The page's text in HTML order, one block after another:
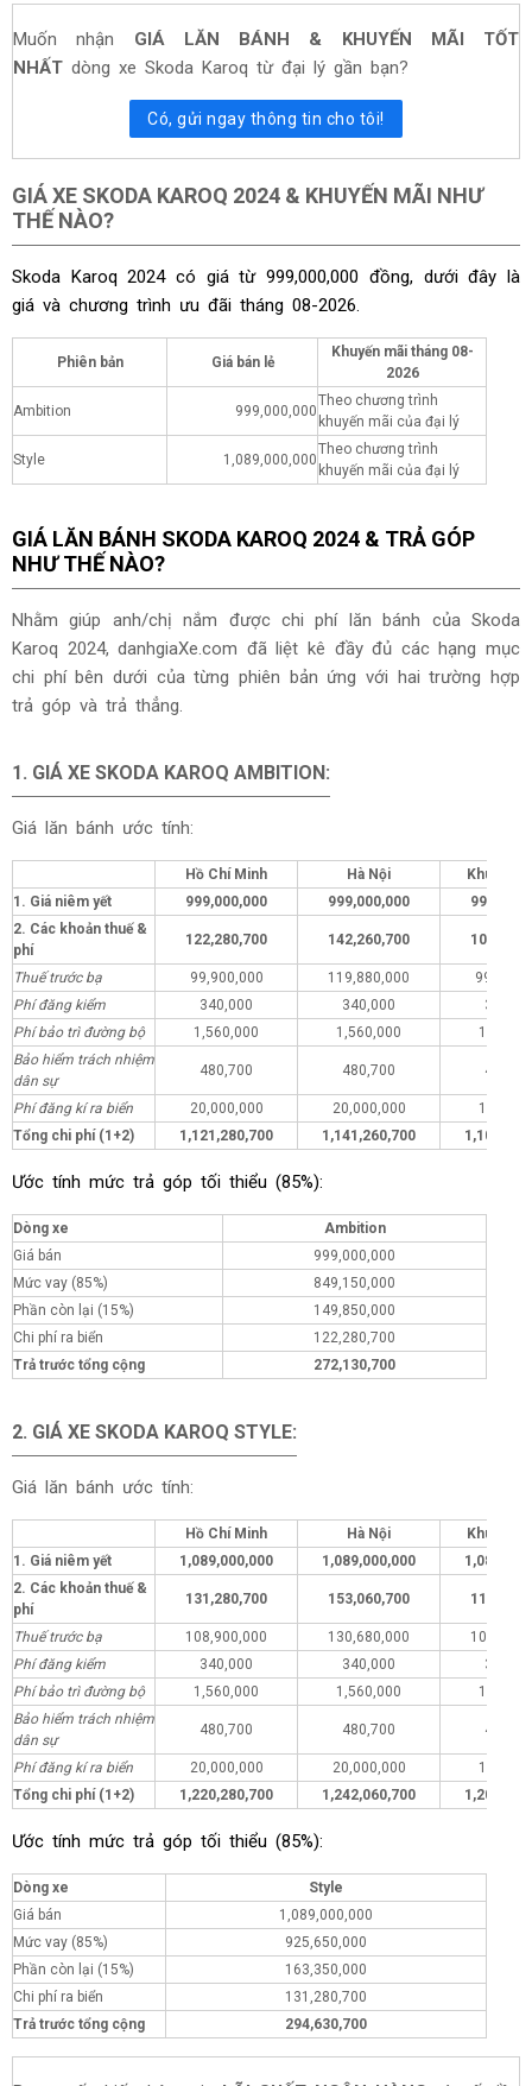
Muốn nhận GIÁ LĂN BÁNH & KHUYẾN MÃI TỐT
NHẤT dòng xe Skoda Karoq từ đại lý gần bạn?
Có, gửi ngay thông tin cho tôi!
GIÁ XE SKODA KAROQ 2024 & KHUYẾN MÃI NHƯ
THẾ NÀO?
Skoda Karoq 2024 có giá từ 999,000,000 đồng, dưới đây là
giá và chương trình ưu đãi tháng 08-2026.
Phiên bản Giá bán lẻ
Khuyến mãi tháng 08-
2026
Ambition 999,000,000
Theo chương trình
khuyến mãi của đại lý
Style 1,089,000,000
Theo chương trình
khuyến mãi của đại lý
GIÁ LĂN BÁNH SKODA KAROQ 2024 & TRẢ GÓP
NHƯ THẾ NÀO?
Nhằm giúp anh/chị nắm được chi phí lăn bánh của Skoda
Karoq 2024, danhgiaXe.com đã liệt kê đầy đủ các hạng mục
chi phí bên dưới của từng phiên bản ứng với hai trường hợp
trả góp và trả thẳng.
1. GIÁ XE SKODA KAROQ AMBITION:
Giá lăn bánh ước tính:
Hồ Chí Minh Hà Nội
Khu vực
1. Giá niêm yết
999,000,000 999,000,000
2. Các khoản thuế &
phí
122,280,700 142,260,700
Thuế trước bạ 99,900,000 119,880,000
Phí đăng kiểm
340,000 340,000
Phí bảo trì đường bộ
1,560,000 1,560,000
Bảo hiểm trách nhiệm
dân sự
480,700 480,700
Phí đăng kí ra biển 20,000,000 20,000,000
Tổng chi phí (1+2)
1,121,280,700 1,141,260,700
Ước tính mức trả góp tối thiểu (85%):
Dòng xe
Ambition
Giá bán
999,000,000
Mức vay (85%)
849,150,000
Phần còn lại (15%)
149,850,000
Chi phí ra biển
122,280,700
Trả trước tổng cộng
272,130,700
2. GIÁ XE SKODA KAROQ STYLE:
Giá lăn bánh ước tính:
Hồ Chí Minh Hà Nội
Khu vực
1. Giá niêm yết
1,089,000,000 1,089,000,000
2. Các khoản thuế &
phí
131,280,700 153,060,700
Thuế trước bạ 108,900,000 130,680,000
Phí đăng kiểm
340,000 340,000
Phí bảo trì đường bộ
1,560,000 1,560,000
Bảo hiểm trách nhiệm
dân sự
480,700 480,700
Phí đăng kí ra biển 20,000,000 20,000,000
Tổng chi phí (1+2)
1,220,280,700 1,242,060,700
Ước tính mức trả góp tối thiểu (85%):
Dòng xe
Style
Giá bán
1,089,000,000
Mức vay (85%)
925,650,000
Phần còn lại (15%)
163,350,000
Chi phí ra biển
131,280,700
Trả trước tổng cộng
294,630,700